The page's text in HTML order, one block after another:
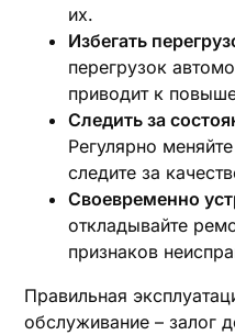
их.
Избегать
перегрузок
приводит к
Следить за
Регулярно
следите за
Своевременно
откладывайте
признаков
Правильная
обслуживание – залог